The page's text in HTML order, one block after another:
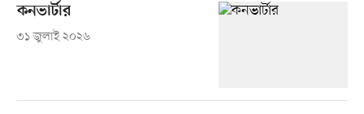
কনভার্টার
৩১ জুলাই ২০২৬